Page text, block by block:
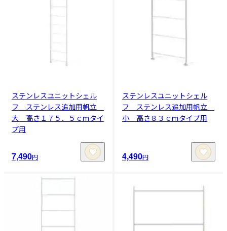
ステンレスユニットシェル
フ ステンレス追加用帆立
大 高さ１７５．５ｃｍタイ
プ用
7,490円
ステンレスユニットシェル
フ ステンレス追加用帆立
小 高さ８３ｃｍタイプ用
4,490円